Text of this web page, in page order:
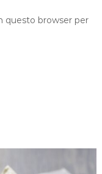
questo browser per